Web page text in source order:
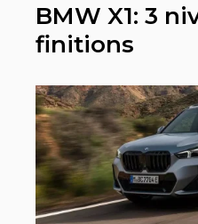
BMW X1: 3
finitions